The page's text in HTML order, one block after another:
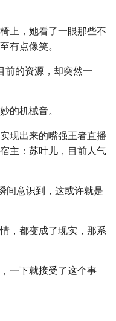
上，她看了一眼那些不
有点像笑。
前的资源，却突然一
的机械音。
现出来的嘴强王者直播
主：苏叶儿，目前人气
间意识到，这或许就是
，都变成了现实，那系
一下就接受了这个事